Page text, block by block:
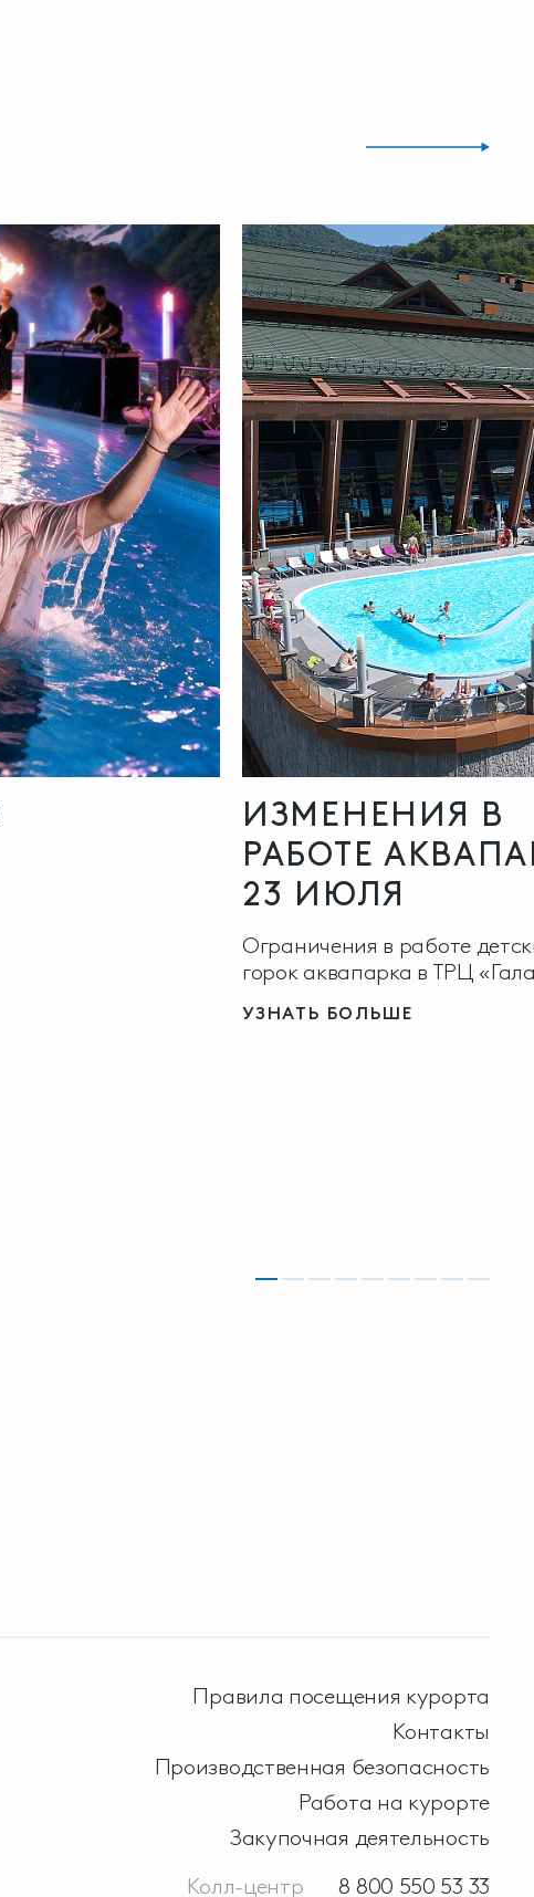
ИЗМЕНЕНИЯ В
РАБОТЕ
23 ИЮЛЯ
Ограничения в работе
горок аквапарка в ТРЦ
УЗНАТЬ БОЛЬШЕ
Правила посещения курорта
Контакты
Производственная безопасность
Работа на курорте
Закупочная деятельность
Колл-центр
8 800 550 53 33